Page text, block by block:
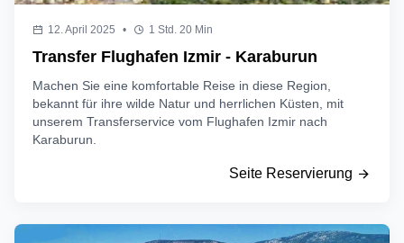
12. April 2025 • 1 Std. 20 Min
Transfer Flughafen Izmir - Karaburun
Machen Sie eine komfortable Reise in diese Region,
bekannt für ihre wilde Natur und herrlichen Küsten, mit
unserem Transferservice vom Flughafen Izmir nach
Karaburun.
Seite Reservierung